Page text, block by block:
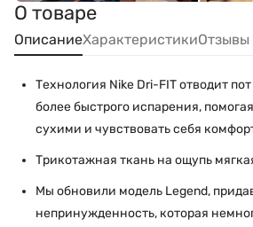
О товаре
ОписаниеХарактеристикиОтзывы
Технология Nike Dri-FIT отводит
более быстрого испарения,
сухими и чувствовать себя
Трикотажная ткань на ощупь
Мы обновили модель Legend,
непринужденность, которая